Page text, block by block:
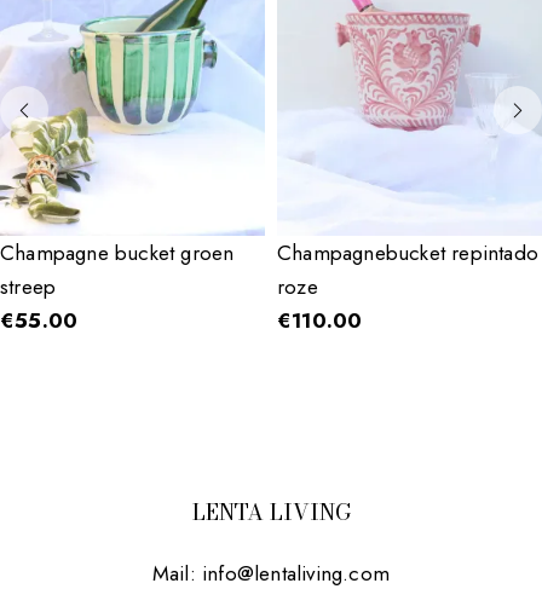
Champagne bucket groen
streep
€55.00
Champagnebucket repintado
roze
€110.00
LENTA LIVING
Mail: info@lentaliving.com